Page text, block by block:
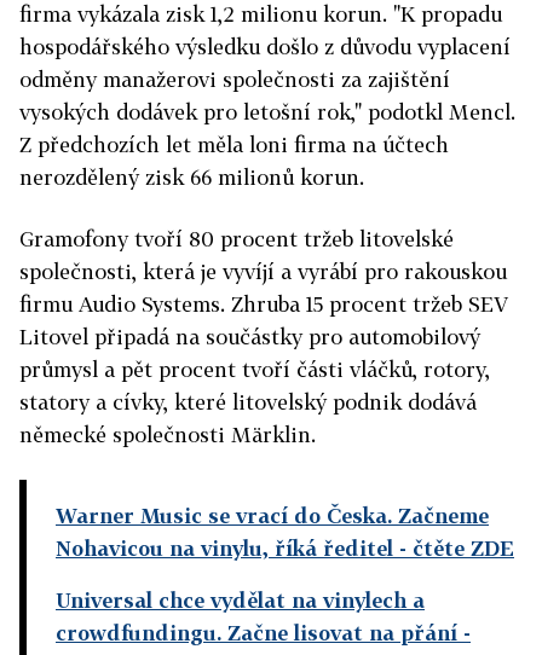
firma vykázala zisk 1,2 milionu korun. "K propadu
hospodářského výsledku došlo z důvodu vyplacení
odměny manažerovi společnosti za zajištění
vysokých dodávek pro letošní rok," podotkl Mencl.
Z předchozích let měla loni firma na účtech
nerozdělený zisk 66 milionů korun.
Gramofony tvoří 80 procent tržeb litovelské
společnosti, která je vyvíjí a vyrábí pro rakouskou
firmu Audio Systems. Zhruba 15 procent tržeb SEV
Litovel připadá na součástky pro automobilový
průmysl a pět procent tvoří části vláčků, rotory,
statory a cívky, které litovelský podnik dodává
německé společnosti Märklin.
Warner Music se vrací do Česka. Začneme
Nohavicou na vinylu, říká ředitel - čtěte ZDE
Universal chce vydělat na vinylech a
crowdfundingu. Začne lisovat na přání -